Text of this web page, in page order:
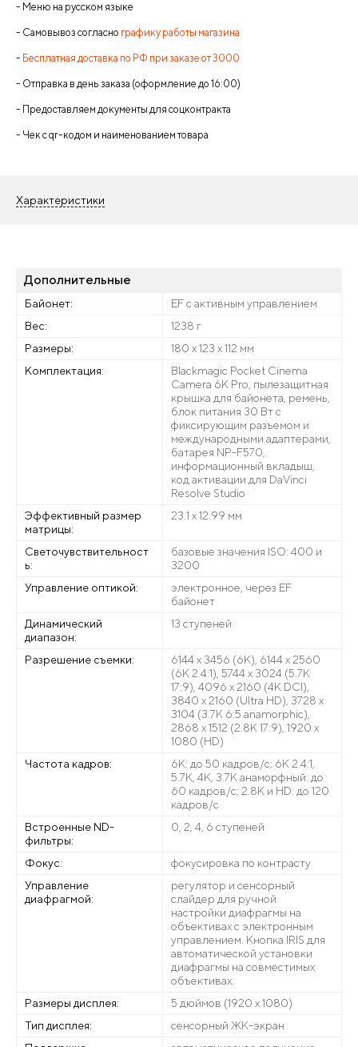
- Меню на русском языке
- Самовывоз согласно графику работы магазина
- Бесплатная доставка по РФ при заказе от 3000
- Отправка в день заказа (оформление до 16:00)
- Предоставляем документы для соцконтракта
- Чек с qr-кодом и наименованием товара
Характеристики
Дополнительные
Байонет:
EF с активным управлением
Вес:
1238 г
Размеры:
180 х 123 х 112 мм
Комплектация:
Blackmagic Pocket Cinema
Camera 6K Pro, пылезащитная
крышка для байонета, ремень,
блок питания 30 Вт с
фиксирующим разъемом и
международными адаптерами,
батарея NP-F570,
информационный вкладыш,
код активации для DaVinci
Resolve Studio
Эффективный размер
матрицы:
23.1 х 12.99 мм
Светочувствительност
ь:
базовые значения ISO: 400 и
3200
Управление оптикой:
электронное, через EF
байонет
Динамический
диапазон:
13 ступеней
Разрешение съемки:
6144 x 3456 (6K), 6144 x 2560
(6K 2.4:1), 5744 x 3024 (5.7K
17:9), 4096 x 2160 (4K DCI),
3840 x 2160 (Ultra HD), 3728 x
3104 (3.7K 6:5 anamorphic),
2868 x 1512 (2.8K 17:9), 1920 x
1080 (HD)
Частота кадров:
6К: до 50 кадров/с; 6K 2.4:1,
5.7К, 4К, 3.7K анаморфный: до
60 кадров/с; 2.8К и HD: до 120
кадров/с
Встроенные ND-
фильтры:
0, 2, 4, 6 ступеней
Фокус:
фокусировка по контрасту
Управление
диафрагмой:
регулятор и сенсорный
слайдер для ручной
настройки диафрагмы на
объективах с электронным
управлением. Кнопка IRIS для
автоматической установки
диафрагмы на совместимых
объективах.
Размеры дисплея:
5 дюймов (1920 x 1080)
Тип дисплея:
сенсорный ЖК-экран